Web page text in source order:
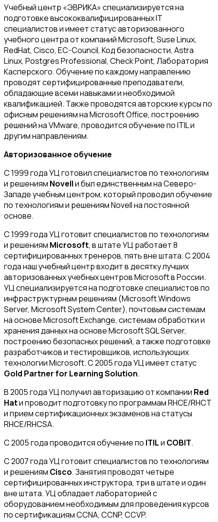
Учебный центр «ЭВРИКА» специализируется на
подготовке высококвалифицированных IT
специалистов и имеет статус авторизованного
учебного центра от компаний Microsoft, Suse Linux,
RedHat, Cisco, EC-Council, Код безопасности, Astra
Linux, Postgres Professional, Check Point, Лаборатория
Касперского. Обучение по каждому направлению
проводят сертифицированные преподаватели,
обладающие всеми навыками и необходимой
квалификацией. Также проводятся авторские курсы по
офисным решениям на Microsoft Office, построению
решений на VMware, проводится обучение по ITIL и
другим направлениям.
Авторизованное обучение
С 1999 года УЦ готовил специалистов по технологиям
и решениям Novellи был единственным на Северо-
Западе учебным центром, который проводил обучение
по технологиям и решениям Novell на постоянной
основе.
С 1999 года УЦ готовит специалистов по технологиям
и решениям Microsoft, в штате УЦ работает 8
сертифицированных тренеров, пять вне штата. С 2004
года наш учебный центр входит в десятку лучших
авторизованных учебных центров Microsoft в России.
УЦ специализируется на подготовке специалистов по
инфраструктурным решениям (Microsoft Windows
Server, Microsoft System Center), почтовым системам
на основе Microsoft Exchange, системам обработки и
хранения данных на основе Microsoft SQL Server,
построению безопасных решений, а также подготовке
разработчиков и тестировщиков, использующих
технологии Microsoft. С 2005 года УЦ имеет статус
Gold Partner for Learning Solution.
В 2005 года УЦ получил авторизацию от компании Red
Hatи проводит подготовку по программам RHCE/RHCT
и прием сертификационных экзаменов на статусы
RHCE/RHCSA.
С 2005 года проводится обучение по ITILи COBIT.
С 2007 года УЦ готовит специалистов по технологиям
и решениям Cisco. Занятия проводят четыре
сертифицированных инструктора, три в штате и один
вне штата. УЦ обладает лабораторией с
оборудованием необходимым для проведения курсов
по сертификациям CCNA, CCNP, CCVP.